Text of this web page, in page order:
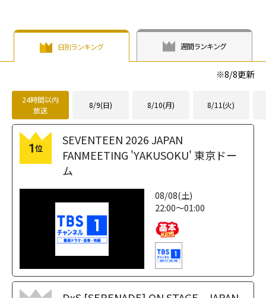
日別ランキング 週間ランキング
※8/8更新
24時間以内
放送
8/9(日) 8/10(月) 8/11(火)
1位
SEVENTEEN 2026 JAPAN
FANMEETING 'YAKUSOKU' 東京ドー
ム
08/08(土)
22:00～01:00